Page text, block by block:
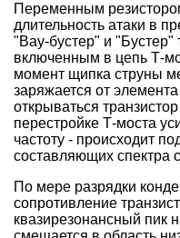
Переменным
длительность атаки в
"Вау-бустер" и "Бустер"
включенным в цепь Т-
момент щипка струны
заряжается от
открываться
перестройке Т-моста
частоту - происходит
составляющих спектра
По мере разрядки
сопротивление
квазирезонансный пик